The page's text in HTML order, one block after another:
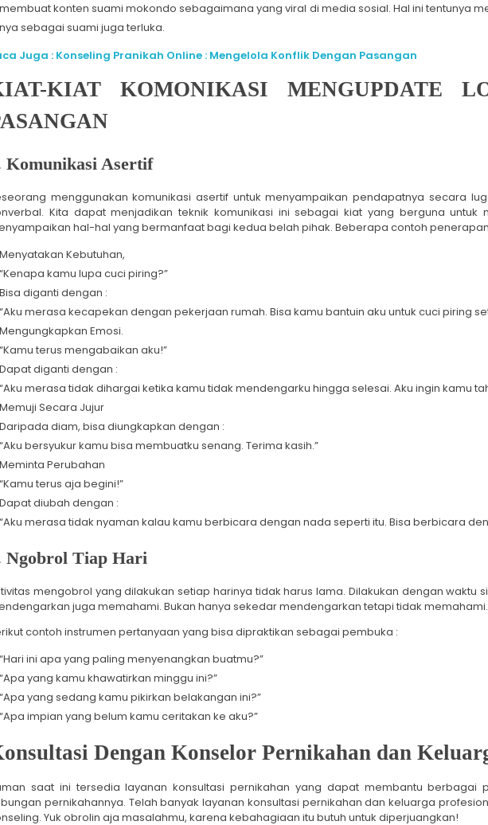
membuat konten suami mokondo sebagaimana yang viral di media sosial. Hal ini tentunya
nya sebagai suami juga terluka.
Juga : Konseling Pranikah Online : Mengelola Konflik Dengan Pasangan
KIAT KOMONIKASI MENGUPDATE
Komunikasi Asertif
menggunakan komunikasi asertif untuk menyampaikan pendapatnya secara
Kita dapat menjadikan teknik komunikasi ini sebagai kiat yang berguna
hal-hal yang bermanfaat bagi kedua belah pihak. Beberapa contoh
Menyatakan Kebutuhan,
“Kenapa kamu lupa cuci piring?”
Bisa diganti dengan :
“Aku merasa kecapekan dengan pekerjaan rumah. Bisa kamu bantuin aku untuk cuci piring
Mengungkapkan Emosi.
“Kamu terus mengabaikan aku!”
Dapat diganti dengan :
“Aku merasa tidak dihargai ketika kamu tidak mendengarku hingga selesai. Aku ingin kamu
Memuji Secara Jujur
Daripada diam, bisa diungkapkan dengan :
“Aku bersyukur kamu bisa membuatku senang. Terima kasih.”
Meminta Perubahan
“Kamu terus aja begini!”
Dapat diubah dengan :
“Aku merasa tidak nyaman kalau kamu berbicara dengan nada seperti itu. Bisa berbicara
Ngobrol Tiap Hari
mengobrol yang dilakukan setiap harinya tidak harus lama. Dilakukan dengan waktu
juga memahami. Bukan hanya sekedar mendengarkan tetapi tidak memahami.
contoh instrumen pertanyaan yang bisa dipraktikan sebagai pembuka :
“Hari ini apa yang paling menyenangkan buatmu?”
“Apa yang kamu khawatirkan minggu ini?”
“Apa yang sedang kamu pikirkan belakangan ini?”
“Apa impian yang belum kamu ceritakan ke aku?”
Dengan Konselor Pernikahan dan
saat ini tersedia layanan konsultasi pernikahan yang dapat membantu berbagai
pernikahannya. Telah banyak layanan konsultasi pernikahan dan keluarga
Yuk obrolin aja masalahmu, karena kebahagiaan itu butuh untuk diperjuangkan!